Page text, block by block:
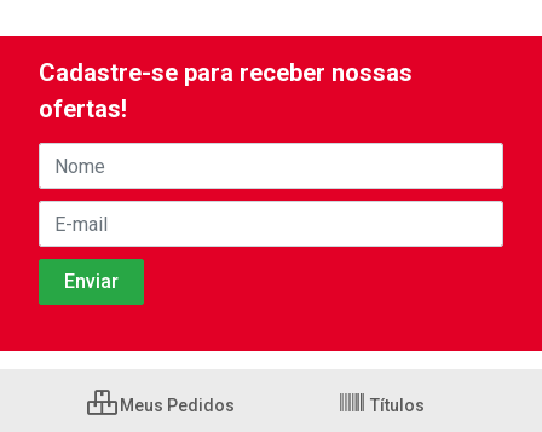
Cadastre-se para receber nossas
ofertas!
Meus Pedidos Títulos